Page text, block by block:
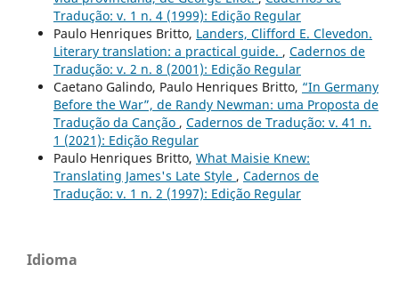
Tradução: v. 1 n. 4 (1999): Edição Regular
Paulo Henriques Britto, Landers, Clifford E. Clevedon.
Literary translation: a practical guide. , Cadernos de
Tradução: v. 2 n. 8 (2001): Edição Regular
Caetano Galindo, Paulo Henriques Britto, “In Germany
Before the War”, de Randy Newman: uma Proposta de
Tradução da Canção , Cadernos de Tradução: v. 41 n.
1 (2021): Edição Regular
Paulo Henriques Britto, What Maisie Knew:
Translating James's Late Style , Cadernos de
Tradução: v. 1 n. 2 (1997): Edição Regular
Idioma